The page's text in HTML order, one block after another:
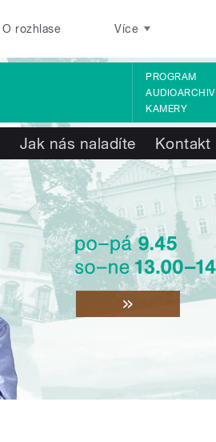
O rozhlase Více
PROGRAM
AUDIOARCHIV
KAMERY
Jak nás naladíte Kontakt